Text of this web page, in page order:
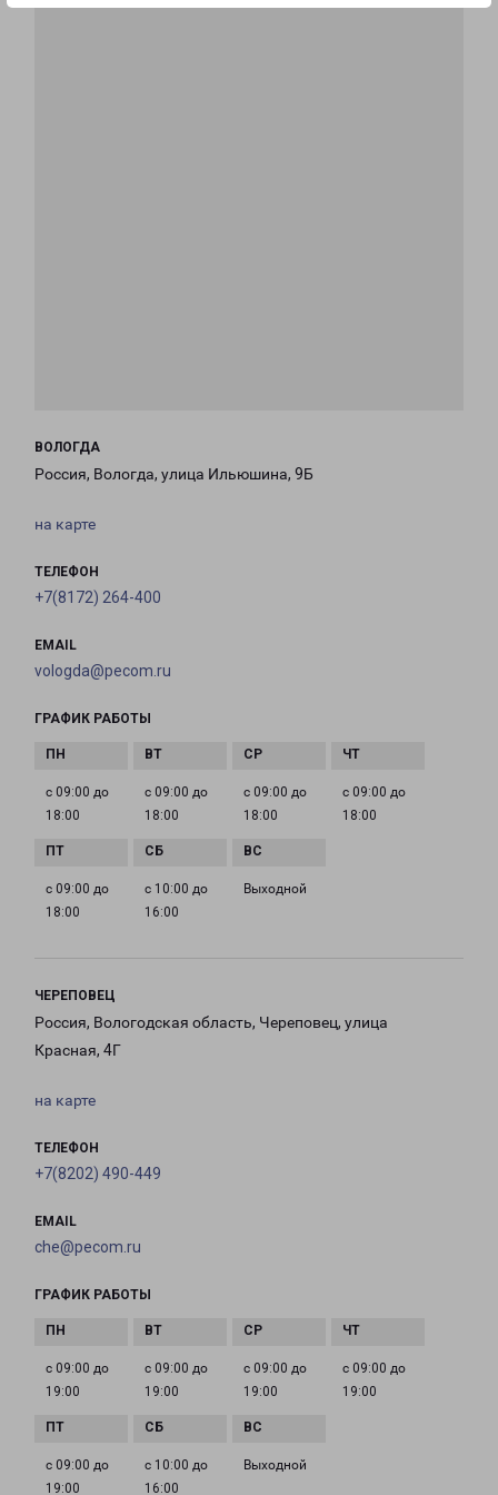
ВОЛОГДА
Россия, Вологда, улица Ильюшина, 9Б
на карте
ТЕЛЕФОН
+7(8172) 264-400
EMAIL
vologda@pecom.ru
ГРАФИК РАБОТЫ
с 09:00 до
18:00
с 09:00 до
18:00
с 09:00 до
18:00
с 09:00 до
18:00
с 09:00 до
18:00
с 10:00 до
16:00
Выходной
ЧЕРЕПОВЕЦ
Россия, Вологодская область, Череповец, улица
Красная, 4Г
на карте
ТЕЛЕФОН
+7(8202) 490-449
EMAIL
che@pecom.ru
ГРАФИК РАБОТЫ
с 09:00 до
19:00
с 09:00 до
19:00
с 09:00 до
19:00
с 09:00 до
19:00
с 09:00 до
19:00
с 10:00 до
16:00
Выходной